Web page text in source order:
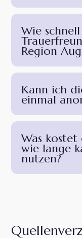
Wie
Region
Kann ich
einmal
Was
wie lange
nutzen?